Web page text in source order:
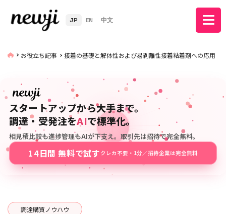
JP EN 中文
お役立ち記事 接着の基礎と解体性および易剥離性接着粘着剤への応用
スタートアップから大手まで。
調達・受発注をAIで標準化。
相見積比較も進捗管理もAIが下支え。取引先は招待で完全無料。
14日間 無料で試す クレカ不要・1分／招待企業は完全無料
調達購買ノウハウ